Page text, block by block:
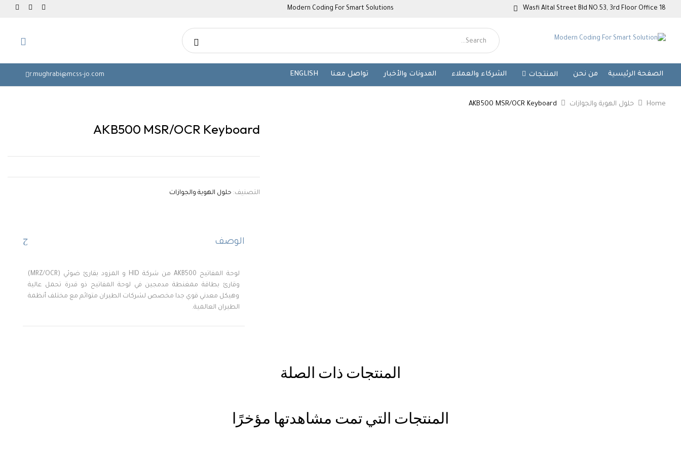
Wasfi Altal Street Bld NO.53, 3rd Floor Office 18
Modern Coding For Smart Solutions
الصفحة الرئيسية من نحن المنتجات الشركاء والعملاء المدونات والأخبار تواصل معنا ENGLISH
r.mughrabi@mcss-jo.com
Home حلول الهوية والجوازات AKB500 MSR/OCR Keyboard
AKB500 MSR/OCR Keyboard
التصنيف: حلول الهوية والجوازات
الوصف
لوحة المفاتيح AKB500 من شركة HID و المزود بقارئ ضوئي (MRZ/OCR)
وقارئ بطاقة ممغنطة مدمجين في لوحة المفاتيح ذو قدرة تحمل عالية
وهيكل معدني قوي جدا مخصص لشركات الطيران متوائم مع مختلف أنظمة
الطيران العالمية.
المنتجات ذات الصلة
المنتجات التي تمت مشاهدتها مؤخرًا